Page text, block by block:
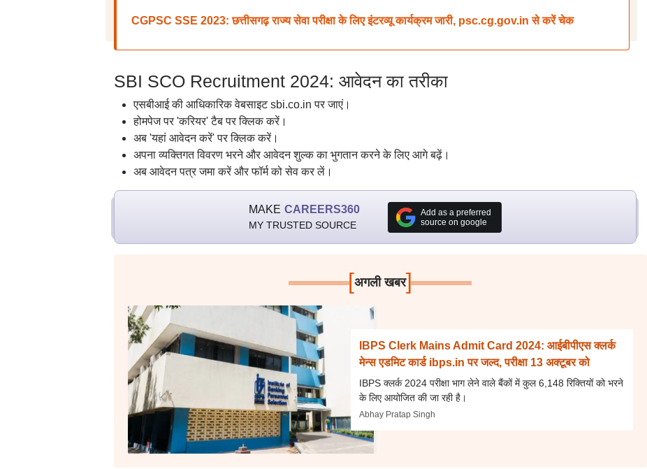
CGPSC SSE 2023: छत्तीसगढ़ राज्य सेवा परीक्षा के लिए इंटरव्यू कार्यक्रम जारी, psc.cg.gov.in से करें चेक
SBI SCO Recruitment 2024: आवेदन का तरीका
एसबीआई की आधिकारिक वेबसाइट sbi.co.in पर जाएं।
होमपेज पर 'करियर' टैब पर क्लिक करें।
अब 'यहां आवेदन करें' पर क्लिक करें।
अपना व्यक्तिगत विवरण भरने और आवेदन शुल्क का भुगतान करने के लिए आगे बढ़ें।
अब आवेदन पत्र जमा करें और फॉर्म को सेव कर लें।
MAKE CAREERS360
MY TRUSTED SOURCE
Add as a preferred
source on google
[अगली खबर]
IBPS Clerk Mains Admit Card 2024: आईबीपीएस क्लर्क
मेन्स एडमिट कार्ड ibps.in पर जल्द, परीक्षा 13 अक्टूबर को
IBPS क्लर्क 2024 परीक्षा भाग लेने वाले बैंकों में कुल 6,148 रिक्तियों को भरने
के लिए आयोजित की जा रही है।
Abhay Pratap Singh